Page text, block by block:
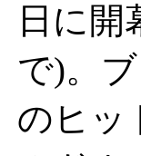
日に開
で)。
のヒッ